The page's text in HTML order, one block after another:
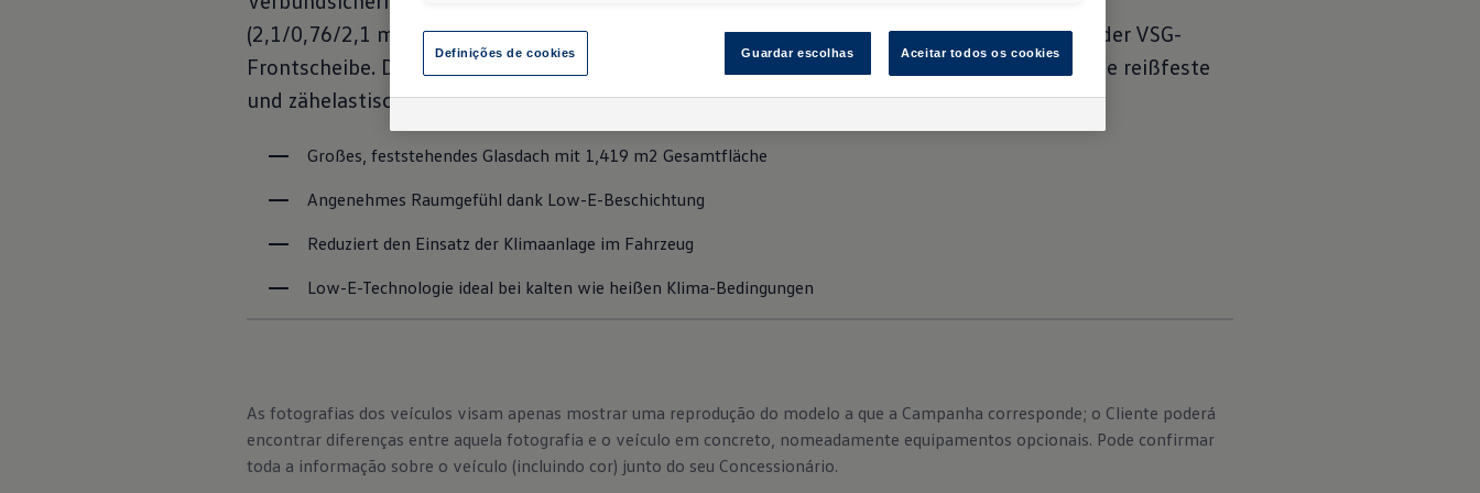
(2,1/0,76/2,1 mm). Vom technischen Aufbau her ist das PGD damit etwa vergleichbar mit der VSG-
Frontscheibe. Das VSG wird also aus zwei Flachglasscheiben gebildet, verbunden durch eine reißfeste
und zähelastische Kunststoff-Folie.
Großes, feststehendes Glasdach mit 1,419 m2 Gesamtfläche
Angenehmes Raumgefühl dank Low-E-Beschichtung
Reduziert den Einsatz der Klimaanlage im Fahrzeug
Low-E-Technologie ideal bei kalten wie heißen Klima-Bedingungen
As fotografias dos veículos visam apenas mostrar uma reprodução do modelo a que a Campanha corresponde; o Cliente poderá
encontrar diferenças entre aquela fotografia e o veículo em concreto, nomeadamente equipamentos opcionais. Pode confirmar
toda a informação sobre o veículo (incluindo cor) junto do seu Concessionário.
Definições de cookies Guardar escolhas Aceitar todos os cookies